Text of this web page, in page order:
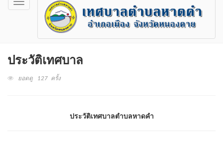
Toggle
navigation
ประวัติเทศบาล
ยอดดู 127 ครั้ง
ประวัติเทศบาลตำบลหาดคำ